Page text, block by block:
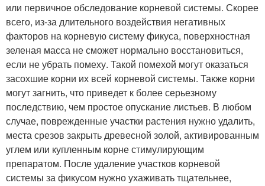
или первичное обследование корневой системы. Скорее
всего, из-за длительного воздействия негативных
факторов на корневую систему фикуса, поверхностная
зеленая масса не сможет нормально восстановиться,
если не убрать помеху. Такой помехой могут оказаться
засохшие корни их всей корневой системы. Также корни
могут загнить, что приведет к более серьезному
последствию, чем простое опускание листьев. В любом
случае, поврежденные участки растения нужно удалить,
места срезов закрыть древесной золой, активированным
углем или купленным корне стимулирующим
препаратом. После удаление участков корневой
системы за фикусом нужно ухаживать тщательнее,